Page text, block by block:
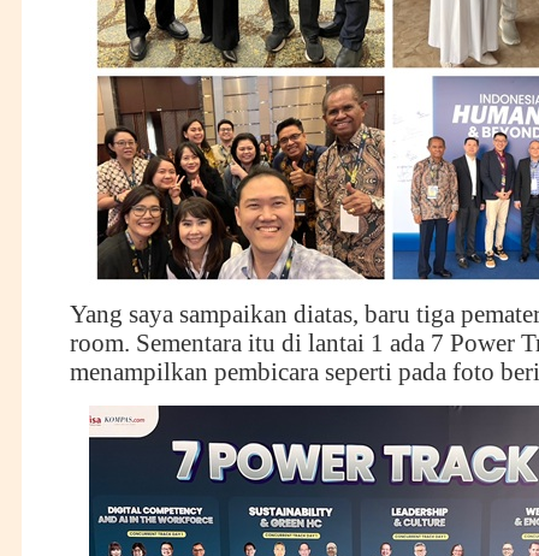
Yang saya sampaikan diatas, baru tiga
room. Sementara itu di lantai 1 ada 7 Power
menampilkan pembicara seperti pada foto